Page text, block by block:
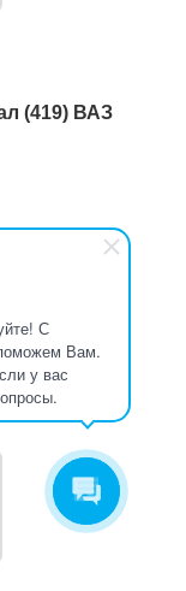
С
Вам.
у вас
(419) ВАЗ